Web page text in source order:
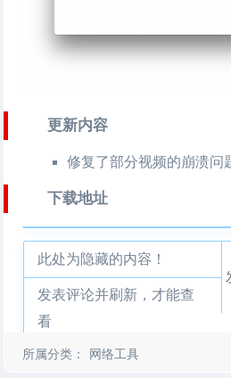
更新内容
修复了部分视频的崩溃问
下载地址
此处为隐藏的内容！
发表评论并刷新，才能查
看
所属分类： 网络工具